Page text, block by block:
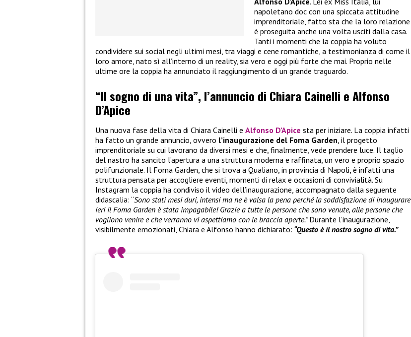
napoletano doc con una spiccata attitudine
imprenditoriale, fatto sta che la loro relazione
è proseguita anche una volta usciti dalla casa.
Tanti i momenti che la coppia ha voluto
condividere sui social negli ultimi mesi, tra viaggi e cene romantiche, a testimonianza di come il
loro amore, nato sì all’interno di un reality, sia vero e oggi più forte che mai. Proprio nelle
ultime ore la coppia ha annunciato il raggiungimento di un grande traguardo.
“Il sogno di una vita”, l’annuncio di Chiara Cainelli e Alfonso
D’Apice
Una nuova fase della vita di Chiara Cainelli e Alfonso D’Apice sta per iniziare. La coppia infatti
ha fatto un grande annuncio, ovvero l’inaugurazione del Foma Garden, il progetto
imprenditoriale su cui lavorano da diversi mesi e che, finalmente, vede prendere luce. Il taglio
del nastro ha sancito l’apertura a una struttura moderna e raffinata, un vero e proprio spazio
polifunzionale. Il Foma Garden, che si trova a Qualiano, in provincia di Napoli, è infatti una
struttura pensata per accogliere eventi, momenti di relax e occasioni di convivialità. Su
Instagram la coppia ha condiviso il video dell’inaugurazione, accompagnato dalla seguente
didascalia: “Sono stati mesi duri, intensi ma ne è valsa la pena perché la soddisfazione di inaugurare
ieri il Foma Garden è stata impagabile! Grazie a tutte le persone che sono venute, alle persone che
vogliono venire e che verranno vi aspettiamo con le braccia aperte.”Durante l’inaugurazione,
visibilmente emozionati, Chiara e Alfonso hanno dichiarato: “Questo è il nostro sogno di vita.”